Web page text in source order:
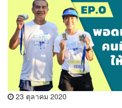
23 ตุลาคม 2020